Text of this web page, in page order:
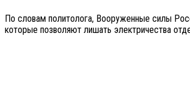
По словам политолога, Вооруженные силы
которые позволяют лишать электричества